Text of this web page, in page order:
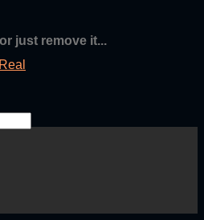
just remove it...